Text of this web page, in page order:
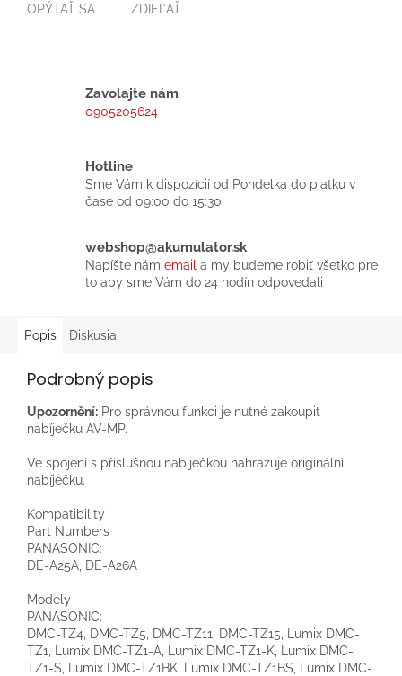
OPÝTAŤ SA ZDIEĽAŤ
Zavolajte nám
0905205624
Hotline
Sme Vám k dispozícií od Pondelka do piatku v
čase od 09:00 do 15:30
webshop@akumulator.sk
Napíšte nám email a my budeme robiť všetko pre
to aby sme Vám do 24 hodín odpovedali
Popis Diskusia
Podrobný popis
Upozornění: Pro správnou funkci je nutné zakoupit
nabíječku AV-MP.
Ve spojení s příslušnou nabíječkou nahrazuje originální
nabíječku.
Kompatibility
Part Numbers
PANASONIC:
DE-A25A, DE-A26A
Modely
PANASONIC:
DMC-TZ4, DMC-TZ5, DMC-TZ11, DMC-TZ15, Lumix DMC-
TZ1, Lumix DMC-TZ1-A, Lumix DMC-TZ1-K, Lumix DMC-
TZ1-S, Lumix DMC-TZ1BK, Lumix DMC-TZ1BS, Lumix DMC-